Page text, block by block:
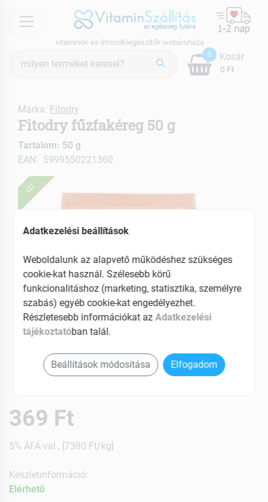
menu
vitaminok és étrendkiegészítők webáruháza
keresés
0
0 Ft
Kosár
ÚJ
Márka: Fitodry
Fitodry fűzfakéreg 50 g
Tartalom: 50 g
EAN: 5999550221360
369 Ft
5% ÁFÁ-val , [7380 Ft/kg]
Készletinformáció:
Elérhetõ
Adatkezelési beállítások
Weboldalunk az alapvető működéshez szükséges
cookie-kat használ. Szélesebb körű
funkcionalitáshoz (marketing, statisztika, személyre
szabás) egyéb cookie-kat engedélyezhet.
Részletesebb információkat azAdatkezelési
tájékoztatóban talál.
Beállítások módosítása Elfogadom